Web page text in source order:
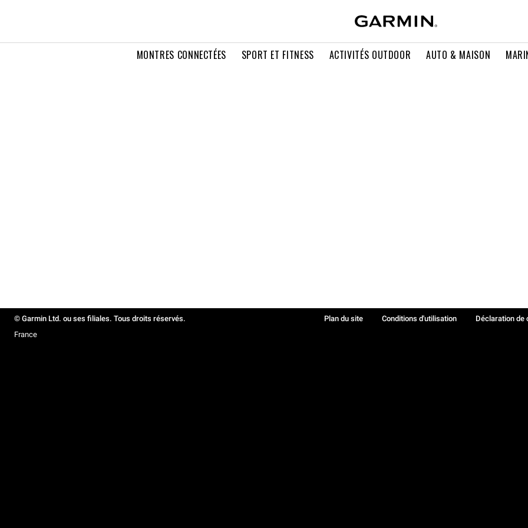
MONTRES CONNECTÉES SPORT ET FITNESS ACTIVITÉS OUTDOOR AUTO & MAISON
© Garmin Ltd. ou ses filiales. Tous droits réservés. Plan du site Conditions d'utilisation Déclaration de
France